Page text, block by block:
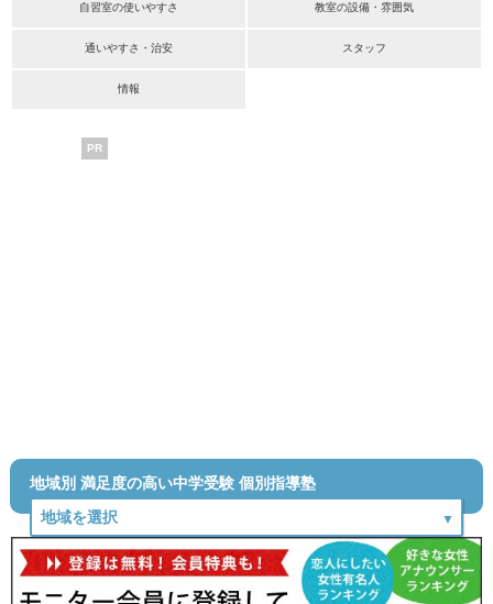
自習室の使いやすさ 教室の設備・雰囲気
通いやすさ・治安 スタッフ
情報
PR
地域別 満足度の高い中学受験 個別指導塾